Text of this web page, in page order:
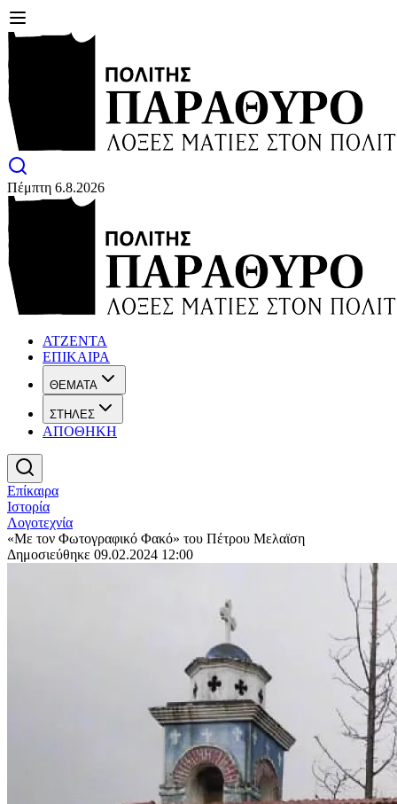
Πέμπτη 6.8.2026
ΑΤΖΕΝΤΑ
ΕΠΙΚΑΙΡΑ
ΘΕΜΑΤΑ
ΣΤΗΛΕΣ
ΑΠΟΘΗΚΗ
Επίκαιρα
Ιστορία
Λογοτεχνία
«Με τον Φωτογραφικό Φακό» του Πέτρου Μελαϊση
Δημοσιεύθηκε 09.02.2024 12:00